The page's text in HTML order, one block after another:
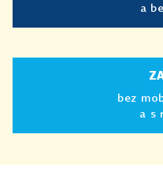
a
bez
a s